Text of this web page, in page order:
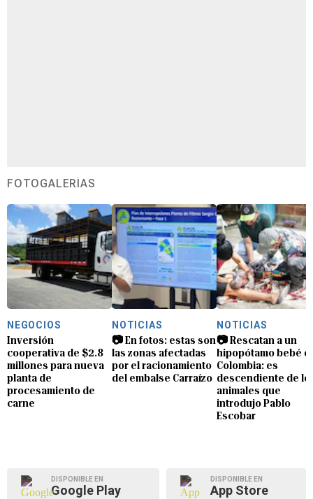
FOTOGALERÍAS
NEGOCIOS
Inversión
cooperativa de $2.8
millones para nueva
planta de
procesamiento de
carne
NOTICIAS
📷 En fotos: estas son
las zonas afectadas
por el racionamiento
del embalse Carraízo
NOTICIAS
📷 Rescatan a un
hipopótamo bebé
Colombia: es
descendiente de
animales que
introdujo Pablo
Escobar
DISPONIBLE EN
Google Play
DISPONIBLE EN
App Store